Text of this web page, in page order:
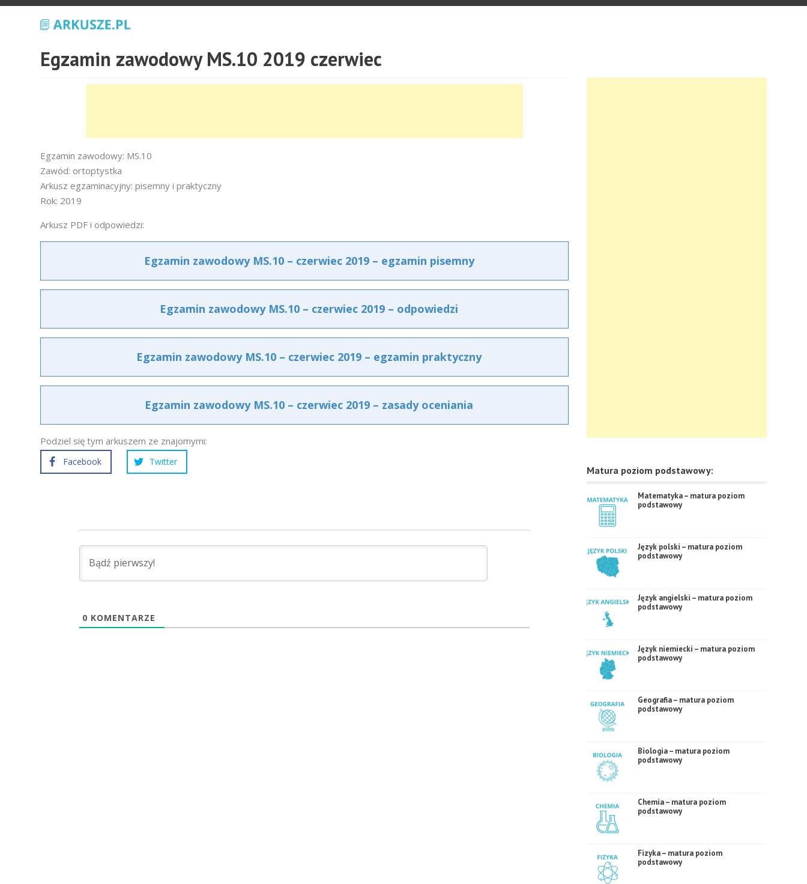
Egzamin zawodowy MS.10 2019 czerwiec
Egzamin zawodowy: MS.10
Zawód: ortoptystka
Arkusz egzaminacyjny: pisemny i praktyczny
Rok: 2019
Arkusz PDF i odpowiedzi:
Egzamin zawodowy MS.10 – czerwiec 2019 – egzamin pisemny
Egzamin zawodowy MS.10 – czerwiec 2019 – odpowiedzi
Egzamin zawodowy MS.10 – czerwiec 2019 – egzamin praktyczny
Egzamin zawodowy MS.10 – czerwiec 2019 – zasady oceniania
Podziel się tym arkuszem ze znajomymi:
Facebook Twitter
0 KOMENTARZE
Matura poziom podstawowy:
Matematyka – matura poziom
podstawowy
Język polski – matura poziom
podstawowy
Język angielski – matura poziom
podstawowy
Język niemiecki – matura poziom
podstawowy
Geografia – matura poziom
podstawowy
Biologia – matura poziom
podstawowy
Chemia – matura poziom
podstawowy
Fizyka – matura poziom
podstawowy